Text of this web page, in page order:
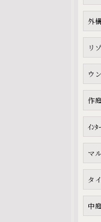
外
リ
ウ
作
ｲﾝﾀ
マ
タ
中